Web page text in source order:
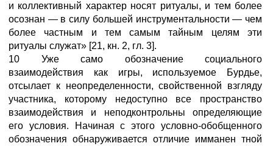
и коллективный характер носят ритуалы, и тем более
осознан — в силу большей инструментальности — чем
более частным и тем самым тайным целям эти
ритуалы служат» [21, кн. 2, гл. 3].
10 Уже само обозначение социального
взаимодействия как игры, используемое Бурдье,
отсылает к неопределенности, свойственной взгляду
участника, которому недоступно все пространство
взаимодействия и неподконтрольны определяющие
его условия. Начиная с этого условно-обобщенного
обозначения обнаруживается отличие имманен тной